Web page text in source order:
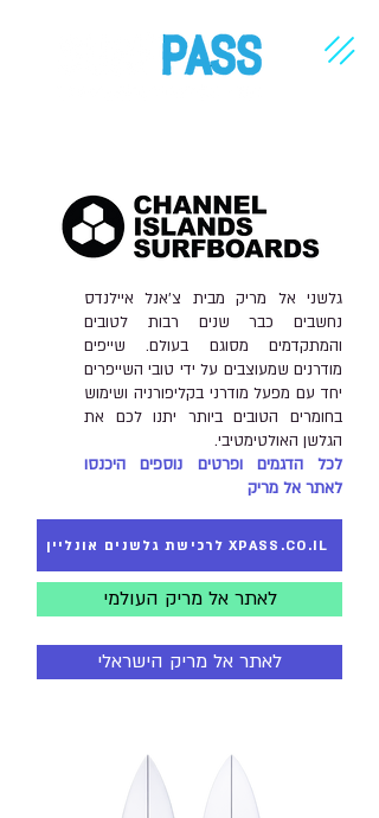
גלשני אל מריק מבית צ'אנל איילנדס
נחשבים כבר שנים רבות לטובים
והמתקדמים מסוגם בעולם. שייפים
מודרנים שמעוצבים על ידי טובי השייפרים
יחד עם מפעל מודרני בקליפורניה ושימוש
בחומרים הטובים ביותר יתנו לכם את
הגלשן האולטימטיבי.
לכל הדגמים ופרטים נוספים היכנסו
לאתר אל מריק
לרכישת גלשנים אונליין XPASS.CO.IL
לאתר אל מריק העולמי
לאתר אל מריק הישראלי